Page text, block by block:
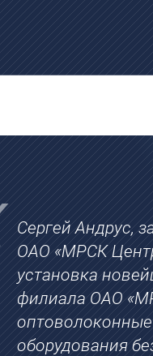
Сергей Андрус,
ОАО «МРСК
установка
филиала ОАО
оборудования